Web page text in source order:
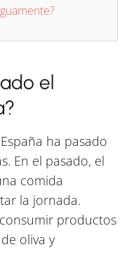
el
ha pasado
En el pasado, el
comida
la jornada.
productos
oliva y